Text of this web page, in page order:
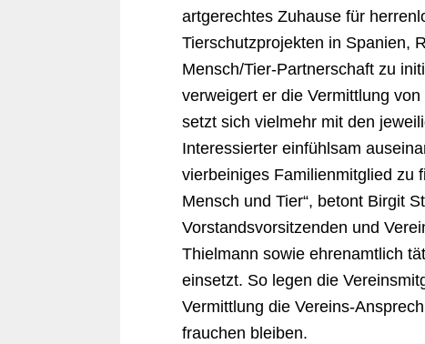
artgerechtes Zuhause für
Tierschutzprojekten in Spanien,
Mensch/Tier-Partnerschaft zu
verweigert er die Vermittlung
setzt sich vielmehr mit den
Interessierter einfühlsam
vierbeiniges Familienmitglied zu
Mensch und Tier“, betont Birgit
Vorstandsvorsitzenden und
Thielmann sowie ehrenamtlich
einsetzt. So legen die
Vermittlung die Vereins-
frauchen bleiben.